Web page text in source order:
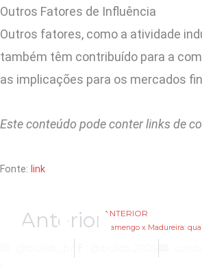
Outros Fatores de Influência
Outros fatores, como a atividade
também têm contribuído para a
as implicações para os mercados
Este conteúdo pode conter links de
Fonte: link
Anterior ANTERIOR
Flamengo x Madureira: